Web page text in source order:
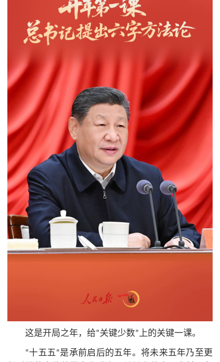
这是开局之年，给“关键少数”上的关键一课。
“十五五”是承前启后的五年。将未来五年乃至更